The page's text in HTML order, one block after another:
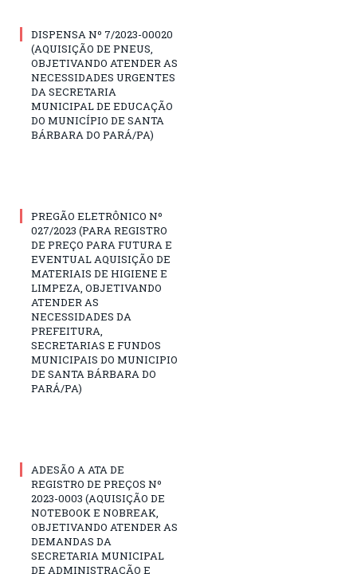
DISPENSA Nº 7/2023-00020
(AQUISIÇÃO DE PNEUS,
OBJETIVANDO ATENDER AS
NECESSIDADES URGENTES
DA SECRETARIA
MUNICIPAL DE EDUCAÇÃO
DO MUNICÍPIO DE SANTA
BÁRBARA DO PARÁ/PA)
PREGÃO ELETRÔNICO Nº
027/2023 (PARA REGISTRO
DE PREÇO PARA FUTURA E
EVENTUAL AQUISIÇÃO DE
MATERIAIS DE HIGIENE E
LIMPEZA, OBJETIVANDO
ATENDER AS
NECESSIDADES DA
PREFEITURA,
SECRETARIAS E FUNDOS
MUNICIPAIS DO MUNICIPIO
DE SANTA BÁRBARA DO
PARÁ/PA)
ADESÃO A ATA DE
REGISTRO DE PREÇOS Nº
2023-0003 (AQUISIÇÃO DE
NOTEBOOK E NOBREAK,
OBJETIVANDO ATENDER AS
DEMANDAS DA
SECRETARIA MUNICIPAL
DE ADMINISTRAÇÃO E